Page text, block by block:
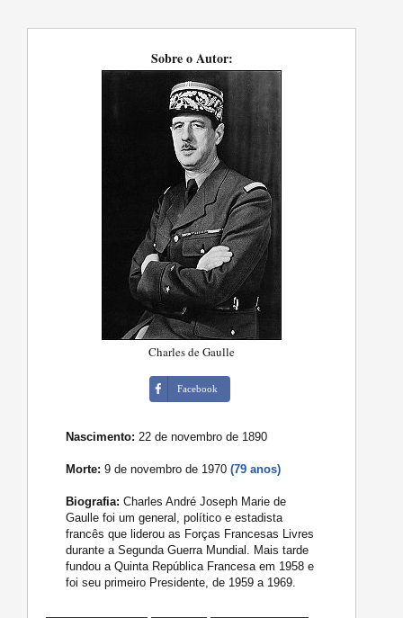
Sobre o Autor:
Charles de Gaulle
Facebook
Nascimento: 22 de novembro de 1890
Morte: 9 de novembro de 1970(79 anos)
Biografia: Charles André Joseph Marie de
Gaulle foi um general, político e estadista
francês que liderou as Forças Francesas Livres
durante a Segunda Guerra Mundial. Mais tarde
fundou a Quinta República Francesa em 1958 e
foi seu primeiro Presidente, de 1959 a 1969.